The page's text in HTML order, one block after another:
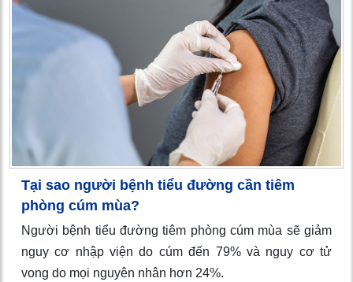
Tại sao người bệnh tiểu đường cần tiêm
phòng cúm mùa?
Người bệnh tiểu đường tiêm phòng cúm mùa sẽ giảm
nguy cơ nhập viện do cúm đến 79% và nguy cơ tử
vong do mọi nguyên nhân hơn 24%.